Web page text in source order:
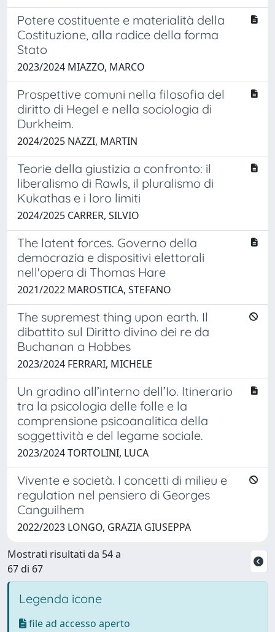
Potere costituente e materialità della
Costituzione, alla radice della forma
Stato
2023/2024 MIAZZO, MARCO
Prospettive comuni nella filosofia del
diritto di Hegel e nella sociologia di
Durkheim.
2024/2025 NAZZI, MARTIN
Teorie della giustizia a confronto: il
liberalismo di Rawls, il pluralismo di
Kukathas e i loro limiti
2024/2025 CARRER, SILVIO
The latent forces. Governo della
democrazia e dispositivi elettorali
nell'opera di Thomas Hare
2021/2022 MAROSTICA, STEFANO
The supremest thing upon earth. Il
dibattito sul Diritto divino dei re da
Buchanan a Hobbes
2023/2024 FERRARI, MICHELE
Un gradino all’interno dell’Io. Itinerario
tra la psicologia delle folle e la
comprensione psicoanalitica della
soggettività e del legame sociale.
2023/2024 TORTOLINI, LUCA
Vivente e società. I concetti di milieu e
regulation nel pensiero di Georges
Canguilhem
2022/2023 LONGO, GRAZIA GIUSEPPA
Mostrati risultati da 54 a
67 di 67
Legenda icone
file ad accesso aperto